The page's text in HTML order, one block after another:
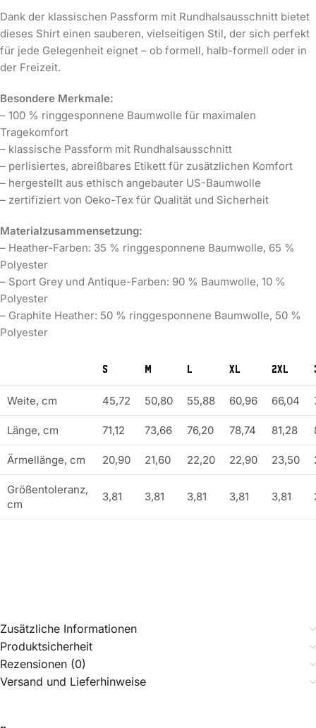
Dank der klassischen Passform mit Rundhalsausschnitt bietet
dieses Shirt einen sauberen, vielseitigen Stil, der sich perfekt
für jede Gelegenheit eignet – ob formell, halb-formell oder in
der Freizeit.
Besondere Merkmale:
– 100 % ringgesponnene Baumwolle für maximalen
Tragekomfort
– klassische Passform mit Rundhalsausschnitt
– perlisiertes, abreißbares Etikett für zusätzlichen Komfort
– hergestellt aus ethisch angebauter US-Baumwolle
– zertifiziert von Oeko-Tex für Qualität und Sicherheit
Materialzusammensetzung:
– Heather-Farben: 35 % ringgesponnene Baumwolle, 65 %
Polyester
– Sport Grey und Antique-Farben: 90 % Baumwolle, 10 %
Polyester
– Graphite Heather: 50 % ringgesponnene Baumwolle, 50 %
Polyester
S M L XL 2XL
Weite, cm 45,72 50,80 55,88 60,96 66,04
Länge, cm 71,12 73,66 76,20 78,74 81,28
Ärmellänge, cm 20,90 21,60 22,20 22,90 23,50
Größentoleranz,
cm
3,81 3,81 3,81 3,81 3,81
Zusätzliche Informationen
Produktsicherheit
Rezensionen (0)
Versand und Lieferhinweise